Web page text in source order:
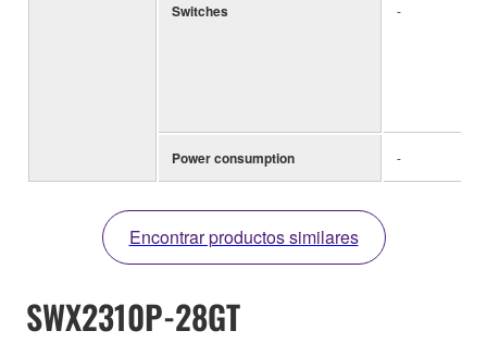
Switches -
Power consumption -
Encontrar productos similares
SWX2310P-28GT